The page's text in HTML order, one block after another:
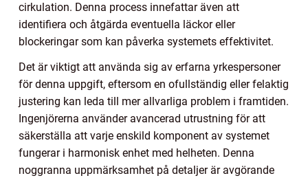
cirkulation. Denna process innefattar även att
identifiera och åtgärda eventuella läckor eller
blockeringar som kan påverka systemets effektivitet.
Det är viktigt att använda sig av erfarna yrkespersoner
för denna uppgift, eftersom en ofullständig eller felaktig
justering kan leda till mer allvarliga problem i framtiden.
Ingenjörerna använder avancerad utrustning för att
säkerställa att varje enskild komponent av systemet
fungerar i harmonisk enhet med helheten. Denna
noggranna uppmärksamhet på detaljer är avgörande